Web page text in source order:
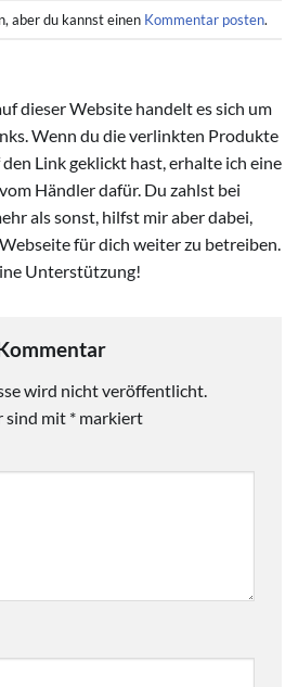
aber du kannst einen Kommentar posten.
dieser Website handelt es sich um
Wenn du die verlinkten Produkte
Link geklickt hast, erhalte ich eine
Händler dafür. Du zahlst bei
als sonst, hilfst mir aber dabei,
für dich weiter zu betreiben.
Unterstützung!
wird nicht veröffentlicht.
sind mit * markiert